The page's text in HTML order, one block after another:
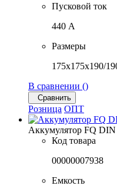
Пусковой ток
440 A
Размеры
175x175x190/
В сравнении ()
Сравнить
Розница ОПТ
Аккумулятор FQ
Код товара
00000007938
Емкость